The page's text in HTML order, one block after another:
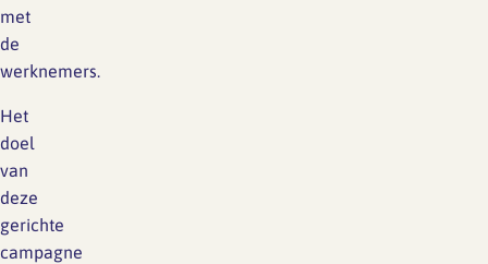
met
de
werknemers.
Het
doel
van
deze
gerichte
campagne